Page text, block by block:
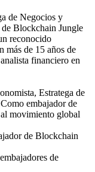
de Negocios y
Blockchain Jungle
reconocido
más de 15 años de
financiero en
Estratega de
embajador de
movimiento global
de Blockchain
de